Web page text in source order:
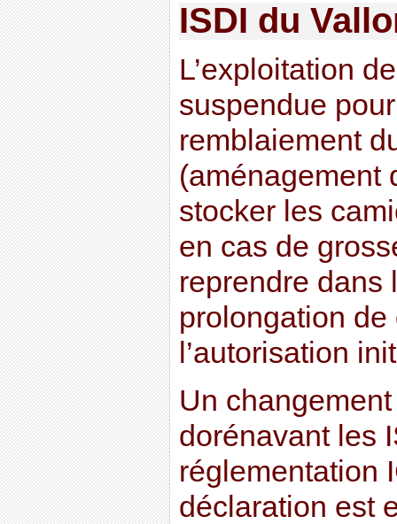
ISDI du
L’exploitation
suspendue
remblaiement
(aménagement
stocker les
en cas de
reprendre dans
prolongation
l’autorisation
Un
dorénavant les
réglementation
déclaration est